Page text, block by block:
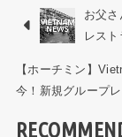
お父
レスト
【ホーチミン】
今！新規グループ